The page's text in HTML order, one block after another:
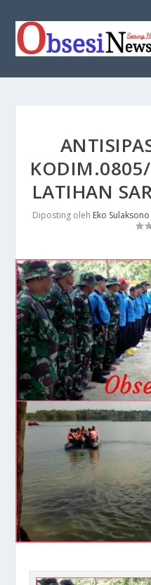
LATIHAN
Diposting oleh Eko Sulaksono